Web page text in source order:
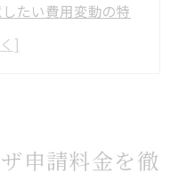
たい費用変動の特
費用の実態
申請料金を徹